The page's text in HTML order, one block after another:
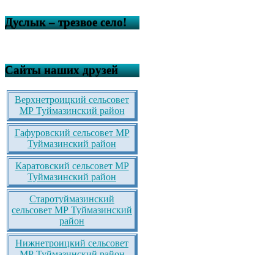
Дуслык – трезвое село!
Сайты наших друзей
Верхнетроицкий сельсовет
МР Туймазинский район
Гафуровский сельсовет МР
Туймазинский район
Каратовский сельсовет МР
Туймазинский район
Старотуймазинский
сельсовет МР Туймазинский
район
Нижнетроицкий сельсовет